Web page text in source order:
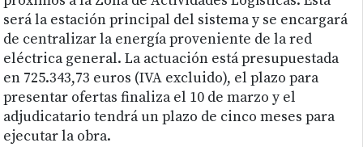
será la estación principal del sistema y se encargará
de centralizar la energía proveniente de la red
eléctrica general. La actuación está presupuestada
en 725.343,73 euros (IVA excluido), el plazo para
presentar ofertas finaliza el 10 de marzo y el
adjudicatario tendrá un plazo de cinco meses para
ejecutar la obra.